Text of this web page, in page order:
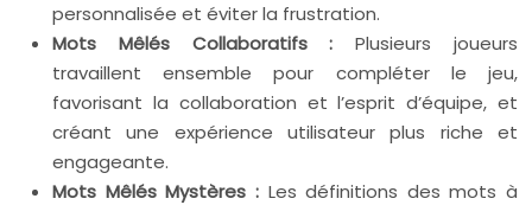
personnalisée et éviter la frustration.
Mots Mêlés Collaboratifs :Plusieurs joueurs
travaillent ensemble pour compléter le jeu,
favorisant la collaboration et l’esprit d’équipe, et
créant une expérience utilisateur plus riche et
engageante.
Mots Mêlés Mystères : Les définitions des mots à